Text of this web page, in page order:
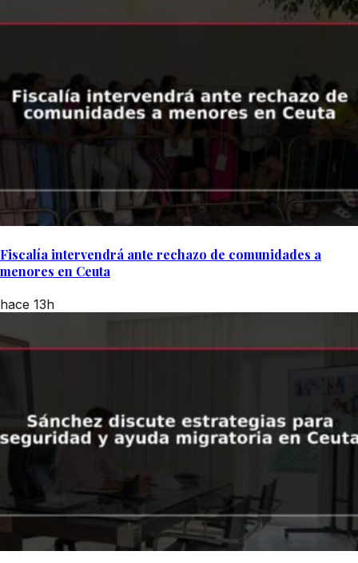
Fiscalía intervendrá ante rechazo de comunidades a
menores en Ceuta
hace 13h